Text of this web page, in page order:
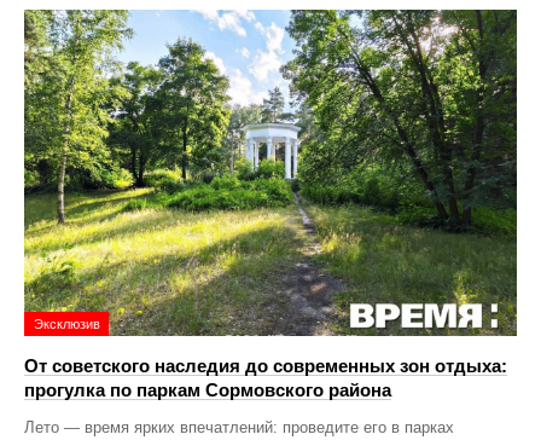
Эксклюзив
От советского наследия до современных зон отдыха:
прогулка по паркам Сормовского района
Лето — время ярких впечатлений: проведите его в парках